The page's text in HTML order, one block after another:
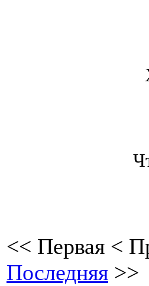
<< Первая <
Последняя >>